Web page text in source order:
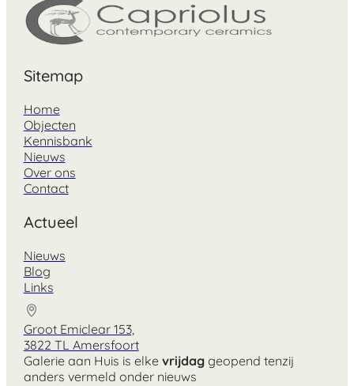
Sitemap
Home
Objecten
Kennisbank
Nieuws
Over ons
Contact
Actueel
Nieuws
Blog
Links
Groot Emiclear 153,
3822 TL Amersfoort
Galerie aan Huis is elke vrijdaggeopend tenzij
anders vermeld onder nieuws